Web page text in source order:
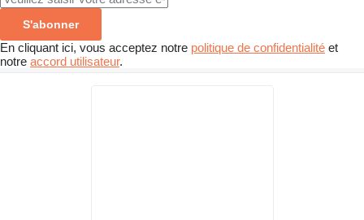
S'abonner
En cliquant ici, vous acceptez notre politique de confidentialité et
notre accord utilisateur.